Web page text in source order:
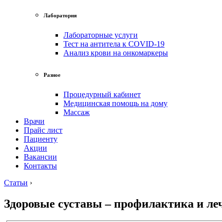
Лаборатория
Лабораторные услуги
Тест на антитела к COVID-19
Анализ крови на онкомаркеры
Разное
Процедурный кабинет
Медицинская помощь на дому
Массаж
Врачи
Прайс лист
Пациенту
Акции
Вакансии
Контакты
Статьи ›
Здоровые суставы – профилактика и